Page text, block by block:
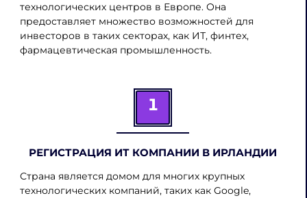
технологических центров в Европе. Она
предоставляет множество возможностей для
инвесторов в таких секторах, как ИТ, финтех,
фармацевтическая промышленность.
1
РЕГИСТРАЦИЯ ИТ КОМПАНИИ В ИРЛАНДИИ
Страна является домом для многих крупных
технологических компаний, таких как Google,